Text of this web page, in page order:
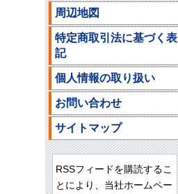
周辺地図
特定商取引法に基づく表
記
個人情報の取り扱い
お問い合わせ
サイトマップ
RSSフィードを購読するこ
とにより、当社ホームペー